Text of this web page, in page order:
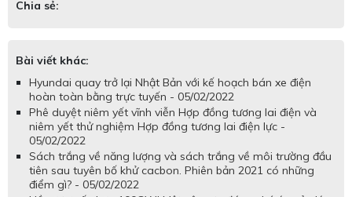
Chia sẻ:
Bài viết khác:
Hyundai quay trở lại Nhật Bản với kế hoạch bán xe điện
hoàn toàn bằng trực tuyến - 05/02/2022
Phê duyệt niêm yết vĩnh viễn Hợp đồng tương lai điện và
niêm yết thử nghiệm Hợp đồng tương lai điện lực -
05/02/2022
Sách trắng về năng lượng và sách trắng về môi trường đầu
tiên sau tuyên bố khử cacbon. Phiên bản 2021 có những
điểm gì? - 05/02/2022